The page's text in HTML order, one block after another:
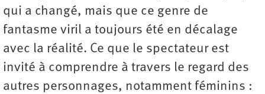
qui a changé, mais que ce genre de
fantasme viril a toujours été en décalage
avec la réalité. Ce que le spectateur est
invité à comprendre à travers le regard des
autres personnages, notamment féminins :